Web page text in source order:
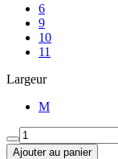
6
9
10
11
Largeur
M
Ajouter au panier